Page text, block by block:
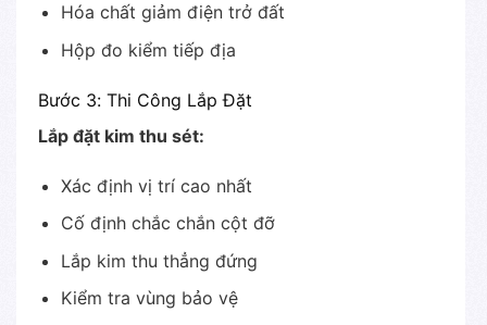
Hóa chất giảm điện trở đất
Hộp đo kiểm tiếp địa
Bước 3: Thi Công Lắp Đặt
Lắp đặt kim thu sét:
Xác định vị trí cao nhất
Cố định chắc chắn cột đỡ
Lắp kim thu thẳng đứng
Kiểm tra vùng bảo vệ